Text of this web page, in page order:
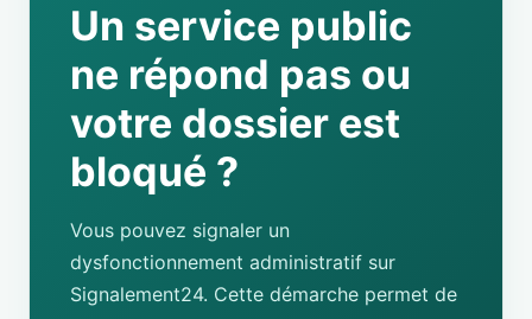
Un service public
ne répond pas ou
votre dossier est
bloqué ?
Vous pouvez signaler un
dysfonctionnement administratif sur
Signalement24. Cette démarche permet de